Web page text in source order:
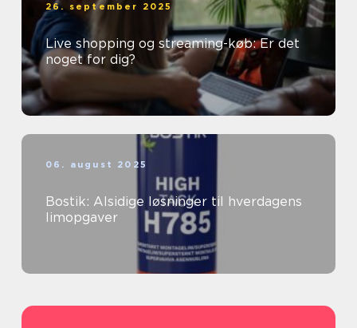
26. september 2025
Live shopping og streaming-køb: Er det
noget for dig?
06. august 2025
Bostik: Alsidige løsninger til hverdagens
limopgaver